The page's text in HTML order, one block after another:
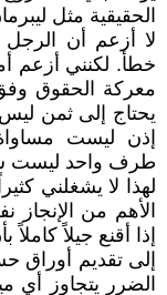
الحقيقية مثل
لا أزعم أن
خطأ. لكنني أزعم
معركة الحقوق
يحتاج إلى ثمن ليس
إذن ليست
طرف واحد ليست
لهذا لا يشغلني
الأهم من
إذا أقنع جيلاً
إلى تقديم
الضرر يتجاوز أي